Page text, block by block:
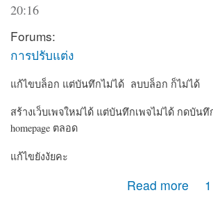
20:16
Forums:
การปรับแต่ง
แก้ไขบล็อก แต่บันทึกไม่ได้ ลบบล็อก ก็ไม่ได้
สร้างเว็บเพจใหม่ได้ แต่บันทึกเพจไม่ได้ กดบันทึ
homepage ตลอด
แก้ไขยังงัยคะ
Read more
about ทำอะไรกับเว็บเพจของเราไม่ได้เล